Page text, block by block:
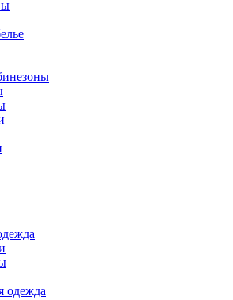
одежда